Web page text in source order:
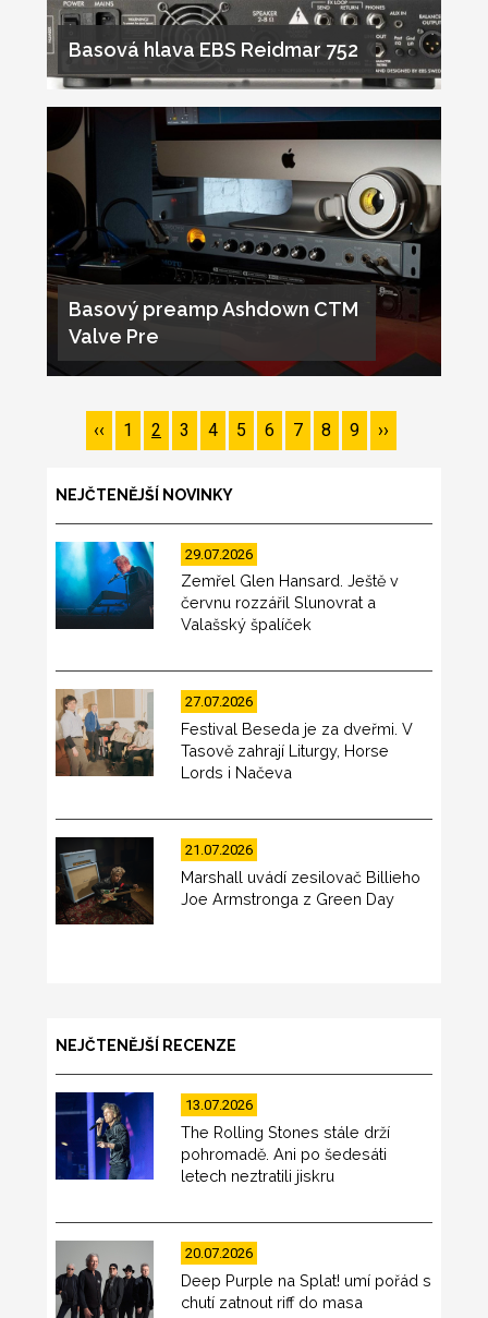
Basová hlava EBS Reidmar 752
Basový preamp Ashdown CTM
Valve Pre
Pagination
Předchozí
stránka
‹‹ Page
1 Page
2 Page
3 Page
4 Page
5 Page
6 Page
7 Page
8 Page
9
Následující
stránka
››
NEJČTENĚJŠÍ NOVINKY
29.07.2026
Zemřel Glen Hansard. Ještě v
červnu rozzářil Slunovrat a
Valašský špalíček
27.07.2026
Festival Beseda je za dveřmi. V
Tasově zahrají Liturgy, Horse
Lords i Načeva
21.07.2026
Marshall uvádí zesilovač Billieho
Joe Armstronga z Green Day
NEJČTENĚJŠÍ RECENZE
13.07.2026
The Rolling Stones stále drží
pohromadě. Ani po šedesáti
letech neztratili jiskru
20.07.2026
Deep Purple na Splat! umí pořád s
chutí zatnout riff do masa